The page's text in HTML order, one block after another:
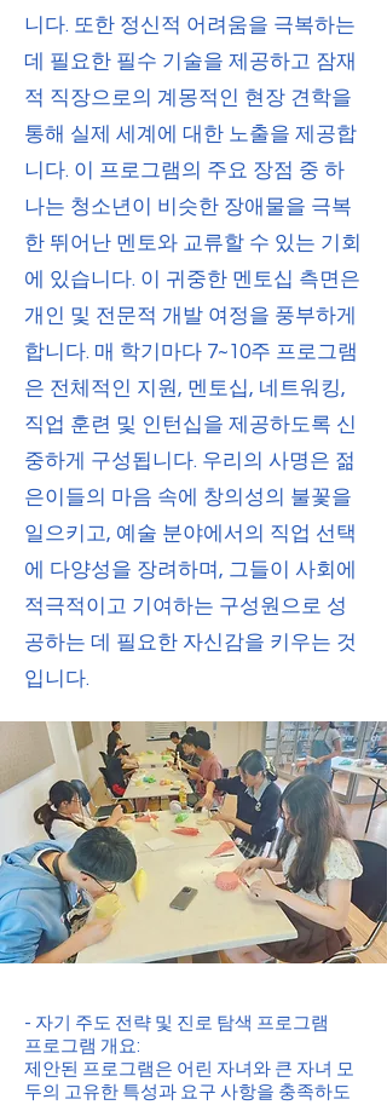
니다. 또한 정신적 어려움을 극복하는
데 필요한 필수 기술을 제공하고 잠재
적 직장으로의 계몽적인 현장 견학을
통해 실제 세계에 대한 노출을 제공합
니다. 이 프로그램의 주요 장점 중 하
나는 청소년이 비슷한 장애물을 극복
한 뛰어난 멘토와 교류할 수 있는 기회
에 있습니다. 이 귀중한 멘토십 측면은
개인 및 전문적 개발 여정을 풍부하게
합니다. 매 학기마다 7~10주 프로그램
은 전체적인 지원, 멘토십, 네트워킹,
직업 훈련 및 인턴십을 제공하도록 신
중하게 구성됩니다. 우리의 사명은 젊
은이들의 마음 속에 창의성의 불꽃을
일으키고, 예술 분야에서의 직업 선택
에 다양성을 장려하며, 그들이 사회에
적극적이고 기여하는 구성원으로 성
공하는 데 필요한 자신감을 키우는 것
입니다.
- 자기 주도 전략 및 진로 탐색 프로그램
프로그램 개요:
제안된 프로그램은 어린 자녀와 큰 자녀 모
두의 고유한 특성과 요구 사항을 충족하도